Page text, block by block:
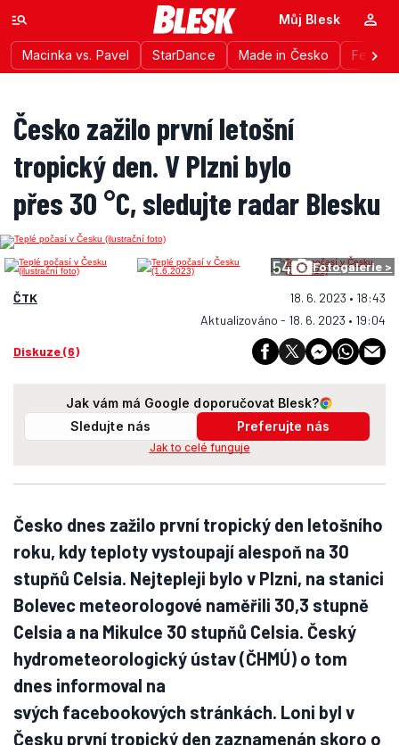
Macinka vs. Pavel StarDance Made in Česko
Můj Blesk
Česko zažilo první letošní
tropický den. V Plzni bylo
přes 30 °C, sledujte radar Blesku
54 Fotogalerie >
ČTK
18. 6. 2023 • 18:43
Aktualizováno - 18. 6. 2023 • 19:04
Diskuze (6)
Jak vám má Google doporučovat Blesk?
Sledujte nás
Preferujte nás
Jak to celé funguje
Česko dnes zažilo první tropický den letošního
roku, kdy teploty vystoupají alespoň na 30
stupňů Celsia. Nejtepleji bylo v Plzni, na stanici
Bolevec meteorologové naměřili 30,3 stupně
Celsia a na Mikulce 30 stupňů Celsia. Český
hydrometeorologický ústav (ČHMÚ) o tom
dnes informoval na
svých facebookových stránkách. Loni byl v
Česku první tropický den zaznamenán skoro o